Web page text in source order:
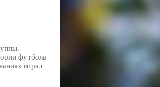
футбола
играл